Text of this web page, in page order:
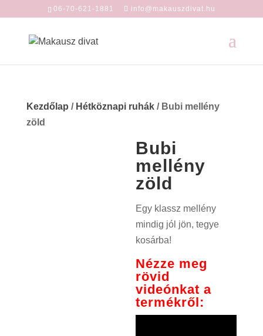
06-70-621-1881 info@makauszdivat.hu
Kezdőlap / Hétköznapi ruhák/ Bubi mellény
zöld
Bubi
mellény
zöld
Egy klassz mellény
mindig jól jön, tegye
kosárba!
Nézze meg
rövid
videónkat a
termékről: